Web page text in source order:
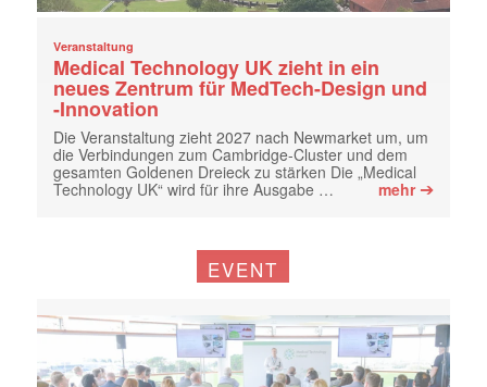
Veranstaltung
Medical Technology UK zieht in ein
neues Zentrum für MedTech-Design und
-Innovation
Die Veranstaltung zieht 2027 nach Newmarket um, um
die Verbindungen zum Cambridge-Cluster und dem
gesamten Goldenen Dreieck zu stärken Die „Medical
Technology UK“ wird für ihre Ausgabe …
mehr➔
EVENT